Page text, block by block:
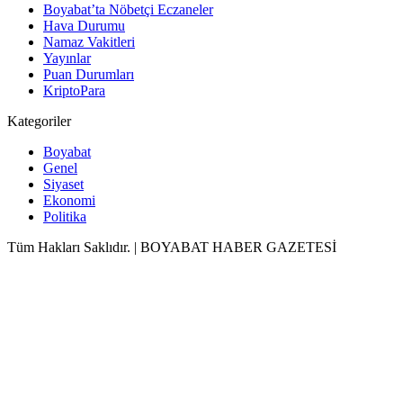
Boyabat’ta Nöbetçi Eczaneler
Hava Durumu
Namaz Vakitleri
Yayınlar
Puan Durumları
KriptoPara
Kategoriler
Boyabat
Genel
Siyaset
Ekonomi
Politika
Tüm Hakları Saklıdır. | BOYABAT HABER GAZETESİ